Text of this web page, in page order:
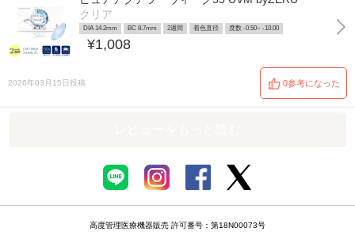
クリア
DIA 14.2mm BC 8.7mm 2週間 着色直径 度数 -0.50~ -10.00
¥1,008
2026年03月15日投稿 0参考になった
高度管理医療機器販売 許可番号：第18N00073号